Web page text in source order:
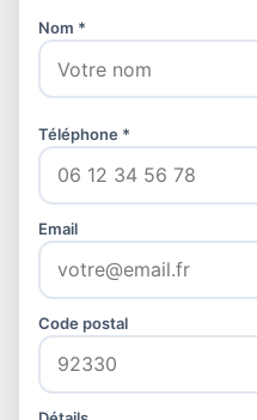
Nom *
Téléphone *
Email
Code postal